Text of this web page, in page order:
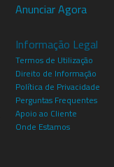
Anunciar Agora
Informação Legal
Termos de Utilização
Direito de Informação
Política de Privacidade
Perguntas Frequentes
Apoio ao Cliente
Onde Estamos